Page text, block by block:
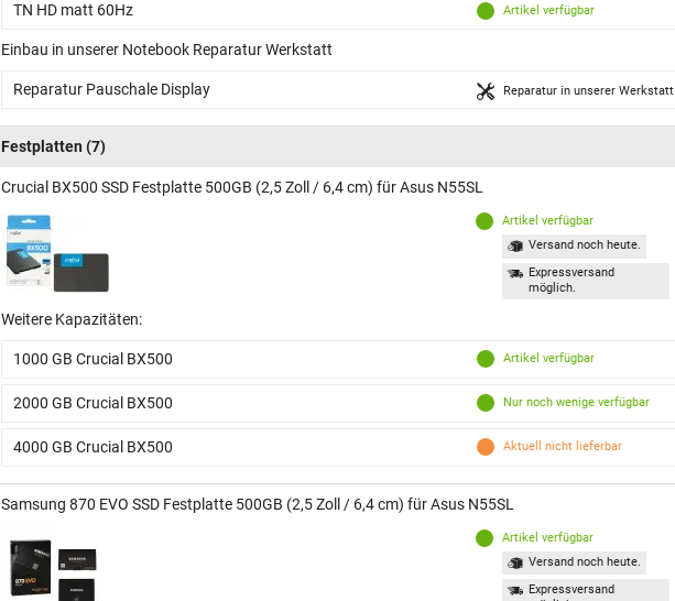
TN HD matt 60Hz Artikel verfügbar
Einbau in unserer Notebook Reparatur Werkstatt
Reparatur Pauschale Display Reparatur in unserer Werkstatt
Festplatten (7)
Crucial BX500 SSD Festplatte 500GB (2,5 Zoll / 6,4 cm) für Asus N55SL
Artikel verfügbar
Versand noch heute.
Expressversand
möglich.
Weitere Kapazitäten:
1000 GB Crucial BX500 Artikel verfügbar
2000 GB Crucial BX500 Nur noch wenige verfügbar
4000 GB Crucial BX500 Aktuell nicht lieferbar
Samsung 870 EVO SSD Festplatte 500GB (2,5 Zoll / 6,4 cm) für Asus N55SL
Artikel verfügbar
Versand noch heute.
Expressversand